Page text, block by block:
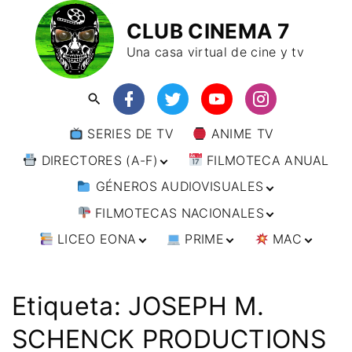
CLUB CINEMA 7
Una casa virtual de cine y tv
SERIES DE TV
ANIME TV
DIRECTORES (A-F)
DIRECTORES (F-L)
DIRECTORES (L-
W)
FILMOTECA ANUAL
GÉNEROS AUDIOVISUALES
ANIMACIÓN
ARTES MARCIALES
CINE DOCUMENTAL
CINE NEGRO / CRIMEN /
ESPIONAJE
FILMOTECAS NACIONALES
AFRICA
BRASIL
CHILE
ESTADOS UNIDOS
INDIA
JAPÓN
RUSIA
EUROPA
ALEMANIA
AUSTRIA
OCEANIA AUSTRALIA
LICEO EONA
TALLERES
ONLINE
FILM DOCTOR
PRIME
IMPRESCINDIBLES
ARTÍCULOS
MAC
Etiqueta: JOSEPH M.
SCHENCK PRODUCTIONS